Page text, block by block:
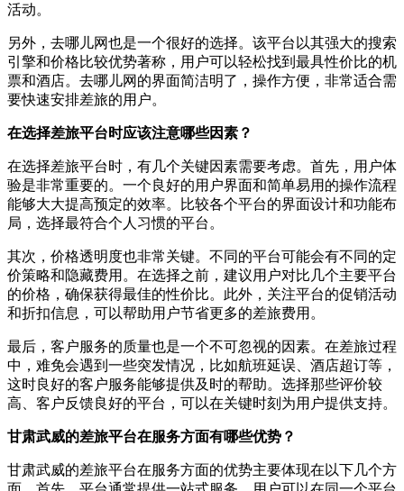
活动。
另外，去哪儿网也是一个很好的选择。该平台以其强大的搜索
引擎和价格比较优势著称，用户可以轻松找到最具性价比的机
票和酒店。去哪儿网的界面简洁明了，操作方便，非常适合需
要快速安排差旅的用户。
在选择差旅平台时应该注意哪些因素？
在选择差旅平台时，有几个关键因素需要考虑。首先，用户体
验是非常重要的。一个良好的用户界面和简单易用的操作流程
能够大大提高预定的效率。比较各个平台的界面设计和功能布
局，选择最符合个人习惯的平台。
其次，价格透明度也非常关键。不同的平台可能会有不同的定
价策略和隐藏费用。在选择之前，建议用户对比几个主要平台
的价格，确保获得最佳的性价比。此外，关注平台的促销活动
和折扣信息，可以帮助用户节省更多的差旅费用。
最后，客户服务的质量也是一个不可忽视的因素。在差旅过程
中，难免会遇到一些突发情况，比如航班延误、酒店超订等，
这时良好的客户服务能够提供及时的帮助。选择那些评价较
高、客户反馈良好的平台，可以在关键时刻为用户提供支持。
甘肃武威的差旅平台在服务方面有哪些优势？
甘肃武威的差旅平台在服务方面的优势主要体现在以下几个方